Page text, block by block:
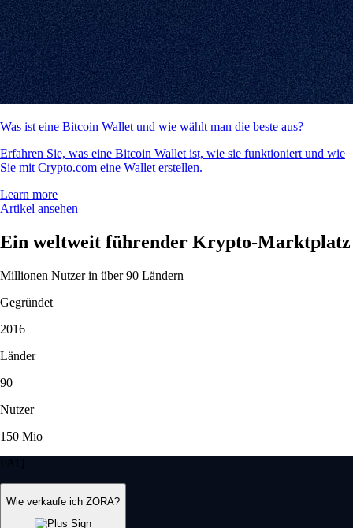
Was ist eine Bitcoin Wallet und wie wählt man die beste aus?
Erfahren Sie, was eine Bitcoin Wallet ist, wie sie funktioniert und wie
Sie mit Crypto.com eine Wallet erstellen.
Learn more
Artikel ansehen
Ein weltweit führender Krypto-Marktplatz
Millionen Nutzer in über 90 Ländern
Gegründet
2016
Länder
90
Nutzer
150 Mio
FAQ
Wie verkaufe ich ZORA?